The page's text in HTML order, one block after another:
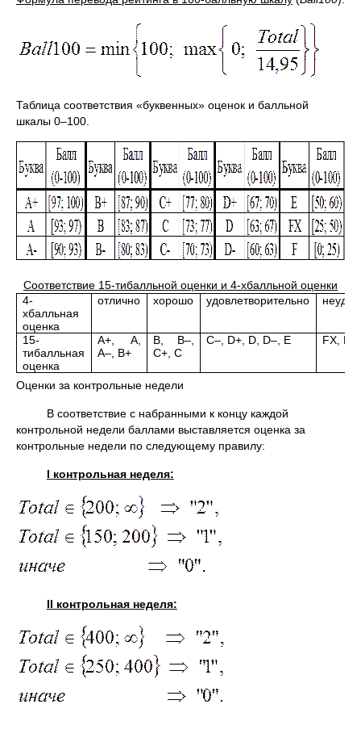
Таблица соответствия «буквенных» оценок и балльной
шкалы 0–100.
Соответствие 15-тибалльной оценки и 4-хбалльной оценки
4-
хбалльная
оценка
отлично хорошо удовлетворительно
15-
тибалльная
оценка
A+, A,
A–, B+
B, B–,
C+, C
C–, D+, D, D–, E FX, F
Оценки за контрольные недели
В соответствие с набранными к концу каждой
контрольной недели баллами выставляется оценка за
контрольные недели по следующему правилу:
I контрольная неделя:
II контрольная неделя: